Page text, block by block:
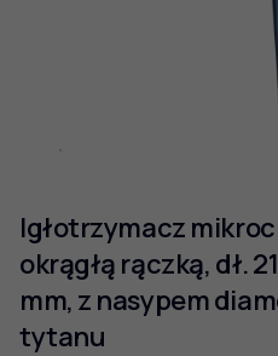
Igłotrzymacz
okrągłą rączką, dł.
mm, z nasypem
tytanu